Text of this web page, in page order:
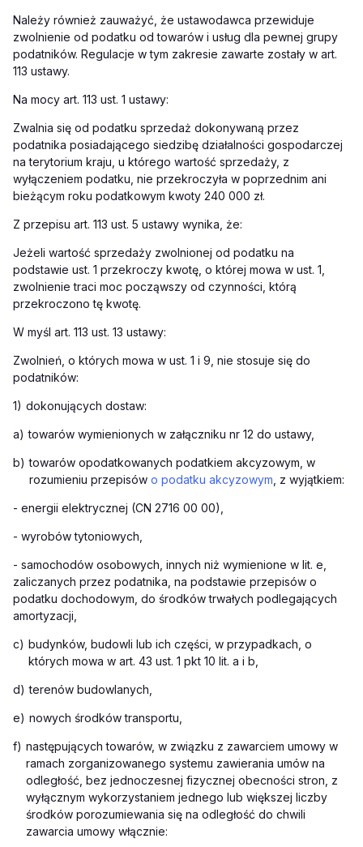
Należy również zauważyć, że ustawodawca przewiduje
zwolnienie od podatku od towarów i usług dla pewnej grupy
podatników. Regulacje w tym zakresie zawarte zostały w art.
113 ustawy.
Na mocy art. 113 ust. 1 ustawy:
Zwalnia się od podatku sprzedaż dokonywaną przez
podatnika posiadającego siedzibę działalności gospodarczej
na terytorium kraju, u którego wartość sprzedaży, z
wyłączeniem podatku, nie przekroczyła w poprzednim ani
bieżącym roku podatkowym kwoty 240 000 zł.
Z przepisu art. 113 ust. 5 ustawy wynika, że:
Jeżeli wartość sprzedaży zwolnionej od podatku na
podstawie ust. 1 przekroczy kwotę, o której mowa w ust. 1,
zwolnienie traci moc począwszy od czynności, którą
przekroczono tę kwotę.
W myśl art. 113 ust. 13 ustawy:
Zwolnień, o których mowa w ust. 1 i 9, nie stosuje się do
podatników:
1) dokonujących dostaw:
a) towarów wymienionych w załączniku nr 12 do ustawy,
b) towarów opodatkowanych podatkiem akcyzowym, w
rozumieniu przepisów o podatku akcyzowym , z wyjątkiem:
- energii elektrycznej (CN 2716 00 00),
- wyrobów tytoniowych,
- samochodów osobowych, innych niż wymienione w lit. e,
zaliczanych przez podatnika, na podstawie przepisów o
podatku dochodowym, do środków trwałych podlegających
amortyzacji,
c) budynków, budowli lub ich części, w przypadkach, o
których mowa w art. 43 ust. 1 pkt 10 lit. a i b,
d) terenów budowlanych,
e) nowych środków transportu,
f) następujących towarów, w związku z zawarciem umowy w
ramach zorganizowanego systemu zawierania umów na
odległość, bez jednoczesnej fizycznej obecności stron, z
wyłącznym wykorzystaniem jednego lub większej liczby
środków porozumiewania się na odległość do chwili
zawarcia umowy włącznie: